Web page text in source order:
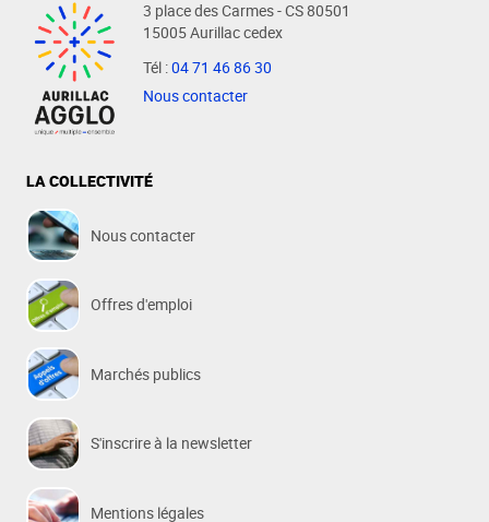
3 place des Carmes - CS 80501
15005 Aurillac cedex
Tél :04 71 46 86 30
Nous contacter
LA COLLECTIVITÉ
Nous contacter
Offres d'emploi
Marchés publics
S'inscrire à la newsletter
Mentions légales